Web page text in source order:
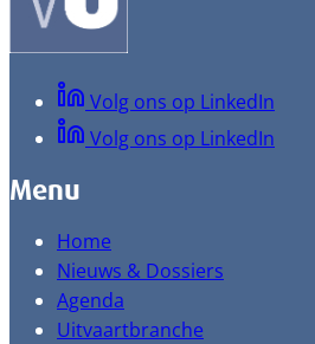
Volg ons op LinkedIn
Volg ons op LinkedIn
Menu
Home
Nieuws & Dossiers
Agenda
Uitvaartbranche